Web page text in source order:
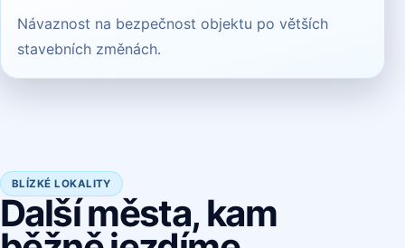
Návaznost na bezpečnost objektu po větších
stavebních změnách.
BLÍZKÉ LOKALITY
Další města, kam